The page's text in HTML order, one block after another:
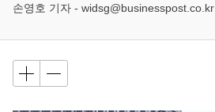
손영호 기자 - widsg@businesspost.co.kr